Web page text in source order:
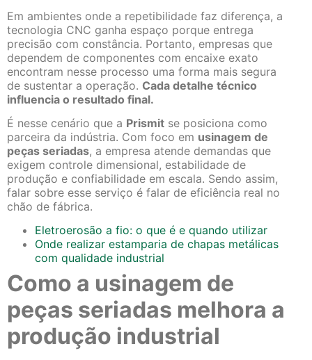
Em ambientes onde a repetibilidade faz diferença, a
tecnologia CNC ganha espaço porque entrega
precisão com constância. Portanto, empresas que
dependem de componentes com encaixe exato
encontram nesse processo uma forma mais segura
de sustentar a operação. Cada detalhe técnico
influencia o resultado final.
É nesse cenário que a Prismit se posiciona como
parceira da indústria. Com foco em usinagem de
peças seriadas, a empresa atende demandas que
exigem controle dimensional, estabilidade de
produção e confiabilidade em escala. Sendo assim,
falar sobre esse serviço é falar de eficiência real no
chão de fábrica.
Eletroerosão a fio: o que é e quando utilizar
Onde realizar estamparia de chapas metálicas
com qualidade industrial
Como a usinagem de
peças seriadas melhora a
produção industrial